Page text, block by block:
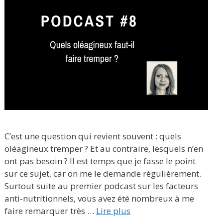
C’est une question qui revient souvent : quels
oléagineux tremper ? Et au contraire, lesquels n’en
ont pas besoin ? Il est temps que je fasse le point
sur ce sujet, car on me le demande régulièrement.
Surtout suite au premier podcast sur les facteurs
anti-nutritionnels, vous avez été nombreux à me
faire remarquer très … Lire plus